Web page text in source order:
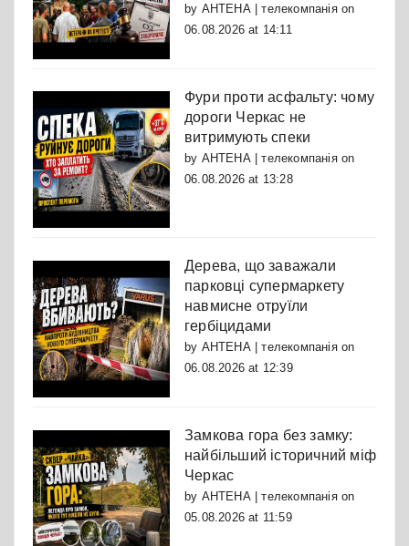
by АНТЕНА | телекомпаніяon
06.08.2026 at 14:11
Фури проти асфальту: чому
дороги Черкас не
витримують спеки
by АНТЕНА | телекомпаніяon
06.08.2026 at 13:28
Дерева, що заважали
парковці супермаркету
навмисне отруїли
гербіцидами
by АНТЕНА | телекомпаніяon
06.08.2026 at 12:39
Замкова гора без замку:
найбільший історичний міф
Черкас
by АНТЕНА | телекомпаніяon
05.08.2026 at 11:59